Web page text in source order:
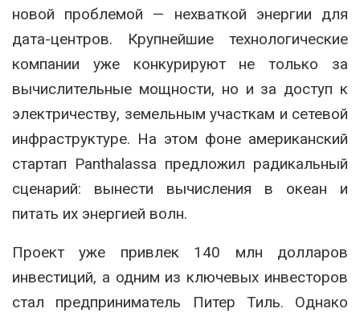
новой проблемой — нехваткой энергии для
дата-центров. Крупнейшие технологические
компании уже конкурируют не только за
вычислительные мощности, но и за доступ к
электричеству, земельным участкам и сетевой
инфраструктуре. На этом фоне американский
стартап Panthalassa предложил радикальный
сценарий: вынести вычисления в океан и
питать их энергией волн.
Проект уже привлек 140 млн долларов
инвестиций, а одним из ключевых инвесторов
стал предприниматель Питер Тиль. Однако